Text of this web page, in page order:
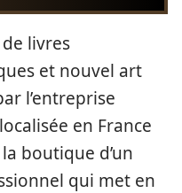
livres
et nouvel art
l’entreprise
en France
boutique d’un
qui met en